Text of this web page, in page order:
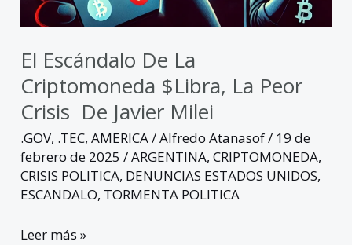
El Escándalo De La
Criptomoneda $Libra, La Peor
Crisis De Javier Milei
.GOV, .TEC,AMERICA/Alfredo Atanasof/ 19 de
febrero de 2025/ARGENTINA,CRIPTOMONEDA,
CRISIS POLITICA, DENUNCIAS ESTADOS UNIDOS,
ESCANDALO, TORMENTA POLITICA
Leer más »